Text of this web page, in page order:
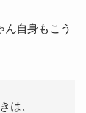
ん自身もこう
は、